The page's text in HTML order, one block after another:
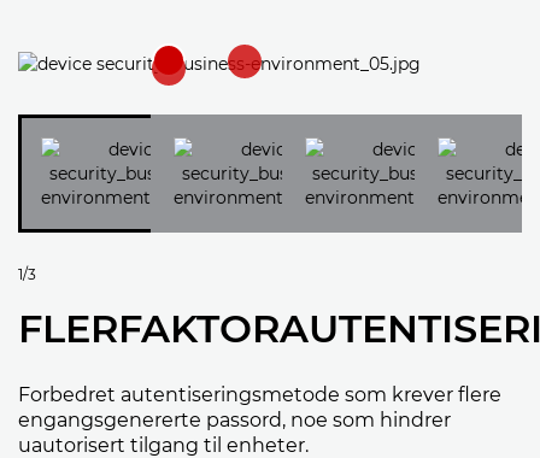
1/3
Forbedret autentiseringsmetode som krever flere
engangsgenererte passord, noe som hindrer
uautorisert tilgang til enheter.